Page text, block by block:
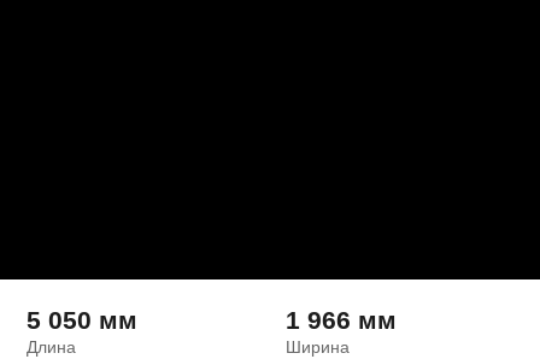
5 050 мм
Длина
1 966 мм
Ширина